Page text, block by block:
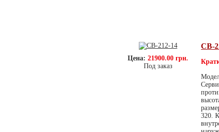
Цена: 21900.00 грн.
Под заказ
СВ-
320.